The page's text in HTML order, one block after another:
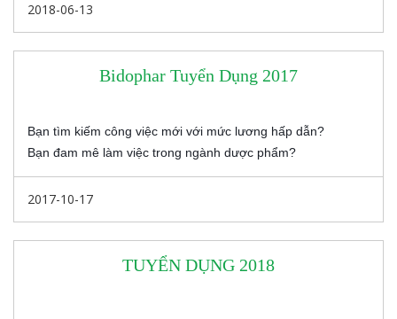
2018-06-13
Bidophar Tuyển Dụng 2017
Bạn tìm kiếm công việc mới với mức lương hấp dẫn?
Bạn đam mê làm việc trong ngành dược phẩm?
2017-10-17
TUYỂN DỤNG 2018